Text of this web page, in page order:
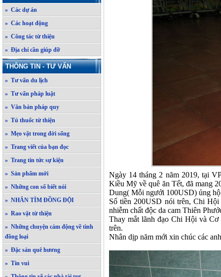
» Các dự án
» Các hoạt động
» Công tác từ thiện
» Địa chỉ cần giúp đỡ
THÔNG TIN - TƯ VẤN
» Tư vấn du lịch
» Tư vấn pháp luật
» Văn bản pháp quy
» Tủ thuốc từ thiện
» Mẹo vặt trong đời sống
» Trang viết của bạn đọc
» Trang tin tức sự kiện
» Sản phẩm mới
» Những con số biết nói
» NHẮN TÌM ĐỒNG ĐỘI
» Rao vặt từ thiện
» Những chuyện cảm động về tình
đồng loại
» Đặc sản quê hương
» Tin vui
Ngày 14 tháng 2 năm 2019, tại
Kiều Mỹ về quê ăn Tết, đã mang
Dung( Mỗi ngưới 100USD) ủng
Số tiền 200USD nói trên, Chi
nhiễm chất độc da cam Thiên
Thay mắt lãnh đạo Chi Hội và
trên.
Nhân dịp năm mới xin chúc các